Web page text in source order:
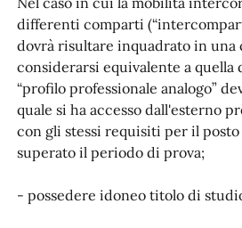
differenti comparti
dovrà risultare inquadrato in
considerarsi equivalente a
“profilo professionale analogo”
quale si ha accesso dall'esterno
con gli stessi requisiti per il
superato il periodo di prova;
- possedere idoneo titolo di